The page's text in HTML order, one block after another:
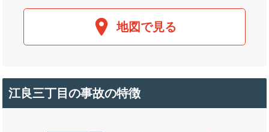
地図で見る
江良三丁目の事故の特徴